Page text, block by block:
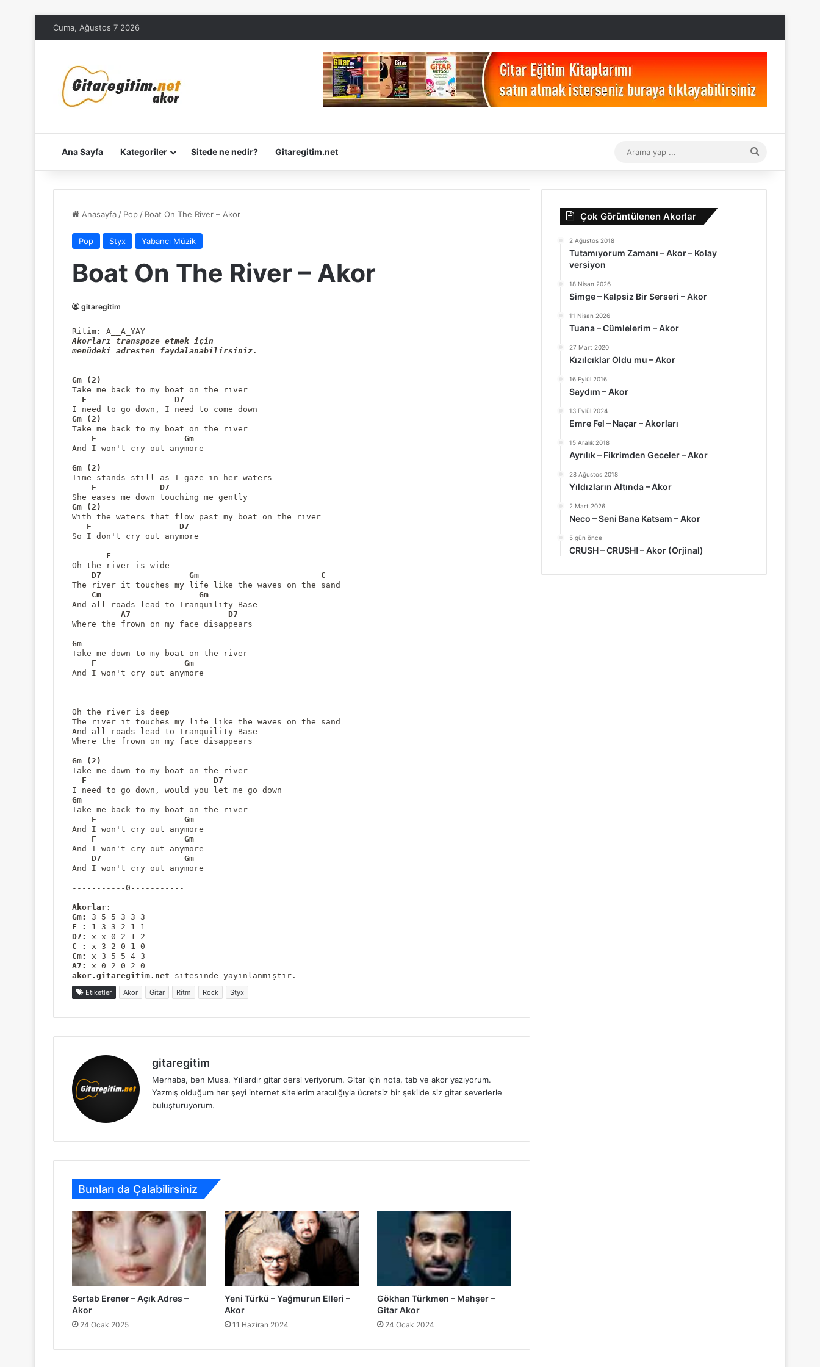
Cuma, Ağustos 7 2026
Ana Sayfa Kategoriler Sitede ne nedir? Gitaregitim.net
yap
Anasayfa / Pop / Boat On The River – Akor
Pop Styx Yabancı Müzik
Boat On The River – Akor
gitaregitim
Akorları transpoze etmek için
menüdeki adresten faydalanabilirsiniz.
Gm
F
D7
I need to go down, I need to come down
Gm
Take me back to my boat on the river
F
Gm
And I won't cry out anymore
Time stands still as I gaze in her waters
She eases me down touching me gently
With the waters that flow past my boat on the river
So I don't cry out anymore
F
Oh the river is wide
D7
Gm
C
The river it touches my life like the waves on the sand
Cm
Gm
And all roads lead to Tranquility Base
A7
D7
Where the frown on my face disappears
Gm
Take me down to my boat on the river
F
Gm
And I won't cry out anymore
Oh the river is deep
The river it touches my life like the waves on the sand
And all roads lead to Tranquility Base
Where the frown on my face disappears
Gm
Take me down to my boat on the river
F
D7
I need to go down, would you let me go down
Gm
Take me back to my boat on the river
F
Gm
And I won't cry out anymore
F
Gm
And I won't cry out anymore
D7
Gm
And I won't cry out anymore
-----------0-----------
Akorlar:
Gm:
F :
D7:
C :
Cm:
A7:
x 0 2 0 2 0
akor.gitaregitim.net sitesinde yayınlanmıştır.
Etiketler Akor Gitar Ritm Rock Styx
gitaregitim
Merhaba, ben Musa. Yıllardır gitar dersi veriyorum. Gitar için nota, tab ve akor yazıyorum.
Yazmış olduğum her şeyi internet sitelerim aracılığıyla ücretsiz bir şekilde siz gitar severlerle
buluşturuyorum.
Bunları da Çalabilirsiniz
Sertab Erener – Açık Adres –
Akor
24 Ocak 2025
Yeni Türkü – Yağmurun Elleri –
Akor
11 Haziran 2024
Gökhan Türkmen – Mahşer –
Gitar Akor
24 Ocak 2024
Çok Görüntülenen Akorlar
2 Ağustos 2018
Tutamıyorum Zamanı – Akor – Kolay
versiyon
18 Nisan 2026
Simge – Kalpsiz Bir Serseri – Akor
11 Nisan 2026
Tuana – Cümlelerim – Akor
27 Mart 2020
Kızılcıklar Oldu mu – Akor
16 Eylül 2016
Saydım – Akor
13 Eylül 2024
Emre Fel – Naçar – Akorları
15 Aralık 2018
Ayrılık – Fikrimden Geceler – Akor
28 Ağustos 2018
Yıldızların Altında – Akor
2 Mart 2026
Neco – Seni Bana Katsam – Akor
5 gün önce
CRUSH – CRUSH! – Akor (Orjinal)